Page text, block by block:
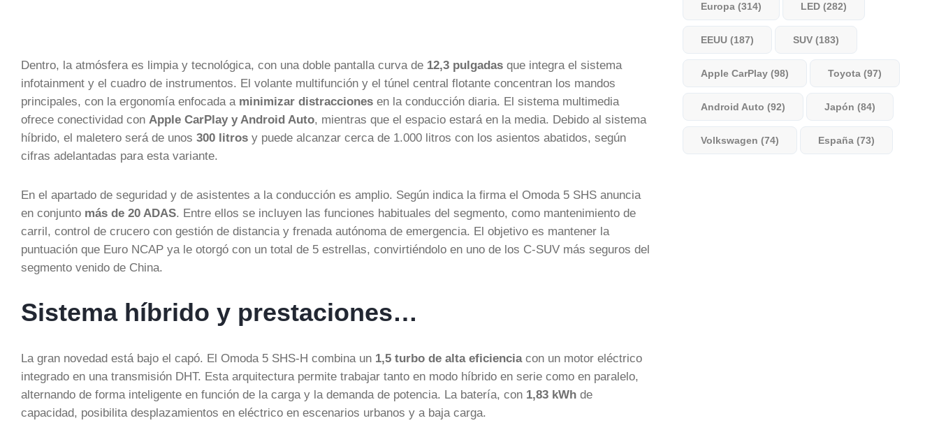
Dentro, la atmósfera es limpia y tecnológica, con una doble pantalla curva de 12,3 pulgadas que integra el sistema
infotainment y el cuadro de instrumentos. El volante multifunción y el túnel central flotante concentran los mandos
principales, con la ergonomía enfocada a minimizar distracciones en la conducción diaria. El sistema multimedia
ofrece conectividad con Apple CarPlay y Android Auto, mientras que el espacio estará en la media. Debido al sistema
híbrido, el maletero será de unos 300 litros y puede alcanzar cerca de 1.000 litros con los asientos abatidos, según
cifras adelantadas para esta variante.
En el apartado de seguridad y de asistentes a la conducción es amplio. Según indica la firma el Omoda 5 SHS anuncia
en conjunto más de 20 ADAS. Entre ellos se incluyen las funciones habituales del segmento, como mantenimiento de
carril, control de crucero con gestión de distancia y frenada autónoma de emergencia. El objetivo es mantener la
puntuación que Euro NCAP ya le otorgó con un total de 5 estrellas, convirtiéndolo en uno de los C-SUV más seguros del
segmento venido de China.
Sistema híbrido y prestaciones…
La gran novedad está bajo el capó. El Omoda 5 SHS-H combina un 1,5 turbo de alta eficienciacon un motor eléctrico
integrado en una transmisión DHT. Esta arquitectura permite trabajar tanto en modo híbrido en serie como en paralelo,
alternando de forma inteligente en función de la carga y la demanda de potencia. La batería, con 1,83 kWh de
capacidad, posibilita desplazamientos en eléctrico en escenarios urbanos y a baja carga.
Europa (314) LED (282)
EEUU (187) SUV (183)
Apple CarPlay (98) Toyota (97)
Android Auto (92) Japón (84)
Volkswagen (74) España (73)